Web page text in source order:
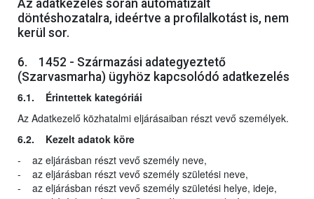
Az adatkezelés során automatizált
döntéshozatalra, ideértve a profilalkotást is, nem
kerül sor.
6. 1452 - Származási adategyeztető
(Szarvasmarha) ügyhöz kapcsolódó adatkezelés
6.1. Érintettek kategóriái
Az Adatkezelő közhatalmi eljárásaiban részt vevő személyek.
6.2. Kezelt adatok köre
- az eljárásban részt vevő személy neve,
- az eljárásban részt vevő személy születési neve,
- az eljárásban részt vevő személy születési helye, ideje,